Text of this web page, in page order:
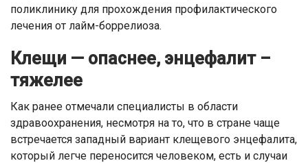
поликлинику для прохождения профилактического
лечения от лайм-боррелиоза.
Клещи — опаснее, энцефалит –
тяжелее
Как ранее отмечали специалисты в области
здравоохранения, несмотря на то, что в стране чаще
встречается западный вариант клещевого энцефалита,
который легче переносится человеком, есть и случаи